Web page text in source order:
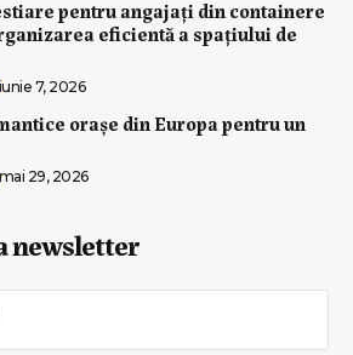
pentru angajați din containere
eficientă a spațiului de
iunie 7, 2026
orașe din Europa pentru un
mai 29, 2026
newsletter